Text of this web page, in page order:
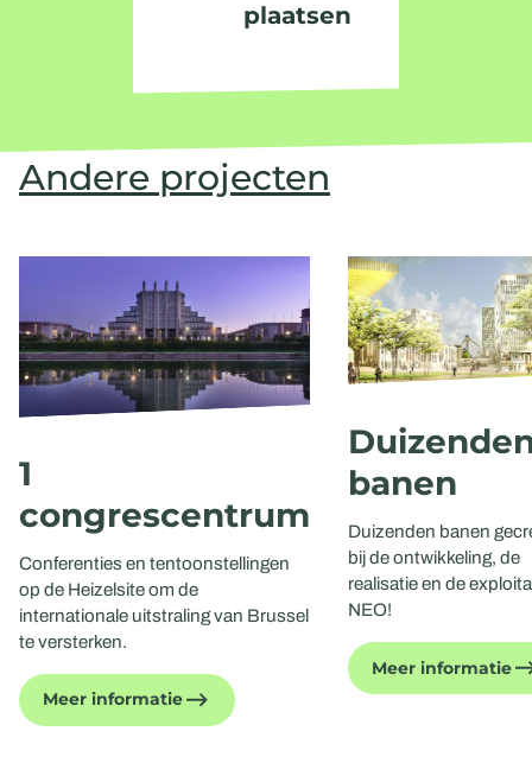
plaatsen
Andere projecten
1
congrescentrum
Conferenties en tentoonstellingen
op de Heizelsite om de
internationale uitstraling van Brussel
te versterken.
Meer informatie
banen
Duizenden banen
bij de ontwikkeling, de
realisatie en de
NEO!
Meer informatie